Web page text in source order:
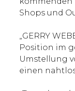
Shops und
„GERRY
Position im
Umstellung
einen